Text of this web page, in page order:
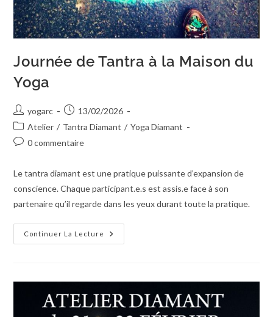
Journée de Tantra à la Maison du
Yoga
yogarc
13/02/2026
Atelier / Tantra Diamant / Yoga Diamant
0 commentaire
Le tantra diamant est une pratique puissante d’expansion de
conscience. Chaque participant.e.s est assis.e face à son
partenaire qu’il regarde dans les yeux durant toute la pratique.
Continuer La Lecture